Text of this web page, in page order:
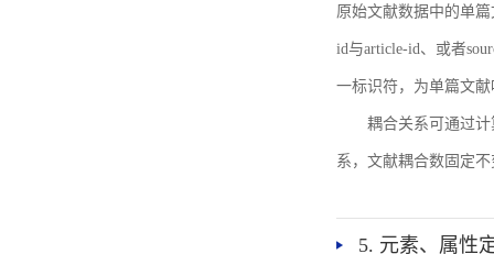
原始文献数据中的单篇
id与article-id、或者
一标识符，为单篇文
耦合关系可通过
系，文献耦合数固定不
5. 元素、属性